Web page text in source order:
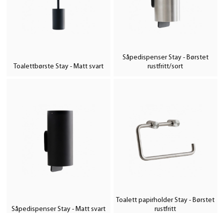
Toalettbørste Stay - Matt svart
Såpedispenser Stay - Børstet
rustfritt/sort
Såpedispenser Stay - Matt svart
Toalett papirholder Stay - Børstet
rustfritt